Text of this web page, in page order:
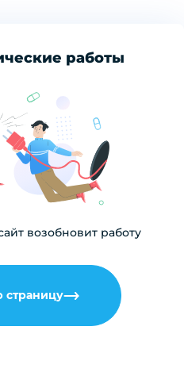
работы
возобновит работу
страницу